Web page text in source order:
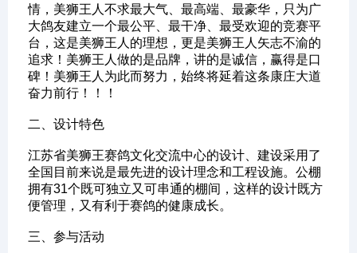
情，美狮王人不求最大气、最高端、最豪华，只为广
大鸽友建立一个最公平、最干净、最受欢迎的竞赛平
台，这是美狮王人的理想，更是美狮王人矢志不渝的
追求！美狮王人做的是品牌，讲的是诚信，赢得是口
碑！美狮王人为此而努力，始终将延着这条康庄大道
奋力前行！！！
‌二、设计特色‌
江苏省美狮王赛鸽文化交流中心的设计、建设采用了
全国目前来说是最先进的设计理念和工程设施。公棚
拥有31个既可独立又可串通的棚间，这样的设计既方
便管理，又有利于赛鸽的健康成长。
‌三、参与活动‌